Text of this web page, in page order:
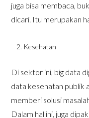
juga bisa membaca,
dicari. Itu merupakan
Kesehatan
Di sektor ini, big data
data kesehatan publik
memberi solusi
Dalam hal ini, juga